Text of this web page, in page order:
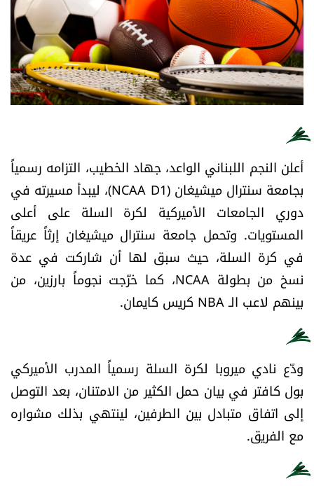
أسرار
متفرقات
نداء القرّاء
خاص الموقع
كتّابنا
تحت المجهر
آراء
اقتصاد
العالم
الصحافة الإسرائيلية
ثقافة وفنون
أعلن النجم اللبناني الواعد، جهاد الخطيب، التزامه رسمياً
بجامعة سنترال ميشيغان (NCAA D1)، ليبدأ مسيرته في
دوري الجامعات الأميركية لكرة السلة على أعلى
المستويات. وتحمل جامعة سنترال ميشيغان إرثاً عريقاً
في كرة السلة، حيث سبق لها أن شاركت في عدة
نسخ من بطولة NCAA، كما خرّجت نجوماً بارزين، من
بينهم لاعب الـ NBA كريس كايمان.
ودّع نادي ميروبا لكرة السلة رسمياً المدرب الأميركي
بول كافتر في بيان حمل الكثير من الامتنان، بعد التوصل
إلى اتفاق متبادل بين الطرفين، لينتهي بذلك مشواره
مع الفريق.